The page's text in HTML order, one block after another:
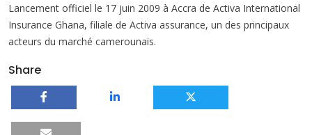
Lancement officiel le 17 juin 2009 à Accra de Activa International
Insurance Ghana, filiale de Activa assurance, un des principaux
acteurs du marché camerounais.
Share